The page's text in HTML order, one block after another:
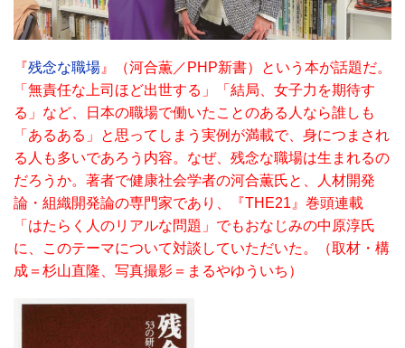
『残念な職場 』（河合薫／PHP新書）という本が話題だ。
「無責任な上司ほど出世する」「結局、女子力を期待す
る」など、日本の職場で働いたことのある人なら誰しも
「あるある」と思ってしまう実例が満載で、身につまされ
る人も多いであろう内容。なぜ、残念な職場は生まれるの
だろうか。著者で健康社会学者の河合薫氏と、人材開発
論・組織開発論の専門家であり、『THE21』巻頭連載
「はたらく人のリアルな問題」でもおなじみの中原淳氏
に、このテーマについて対談していただいた。（取材・構
成＝杉山直隆、写真撮影＝まるやゆういち）